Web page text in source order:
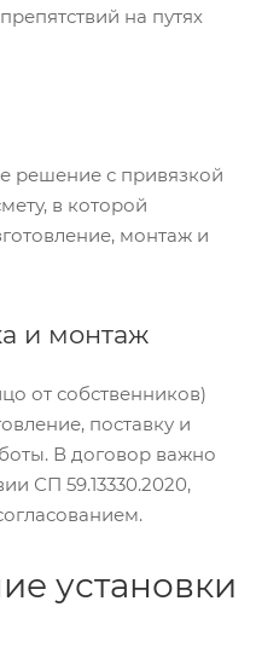
на путях
решение с привязкой
в которой
монтаж и
и монтаж
от собственников)
поставку и
В договор важно
СП 59.13330.2020,
установки